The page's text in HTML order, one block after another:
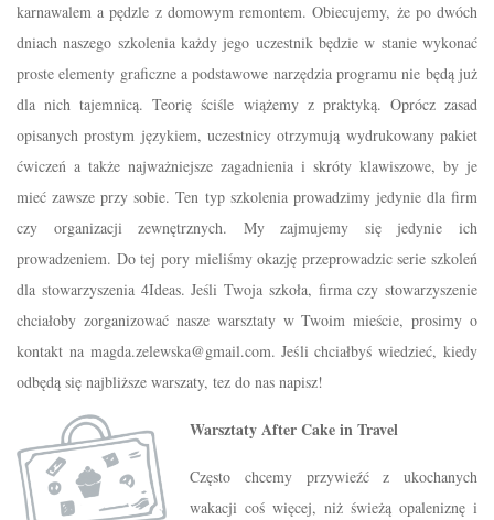
karnawalem a pędzle z domowym remontem. Obiecujemy, że po dwóch
dniach naszego szkolenia każdy jego uczestnik będzie w stanie wykonać
proste elementy graficzne a podstawowe narzędzia programu nie będą już
dla nich tajemnicą. Teorię ściśle wiążemy z praktyką. Oprócz zasad
opisanych prostym językiem, uczestnicy otrzymują wydrukowany pakiet
ćwiczeń a także najważniejsze zagadnienia i skróty klawiszowe, by je
mieć zawsze przy sobie. Ten typ szkolenia prowadzimy jedynie dla firm
czy organizacji zewnętrznych. My zajmujemy się jedynie ich
prowadzeniem. Do tej pory mieliśmy okazję przeprowadzic serie szkoleń
dla stowarzyszenia 4Ideas. Jeśli Twoja szkoła, firma czy stowarzyszenie
chciałoby zorganizować nasze warsztaty w Twoim mieście, prosimy o
kontakt na magda.zelewska@gmail.com. Jeśli chciałbyś wiedzieć, kiedy
odbędą się najbliższe warszaty, tez do nas napisz!
Warsztaty After Cake in Travel
Często chcemy przywieźć z ukochanych
wakacji coś więcej, niż świeżą opaleniznę i